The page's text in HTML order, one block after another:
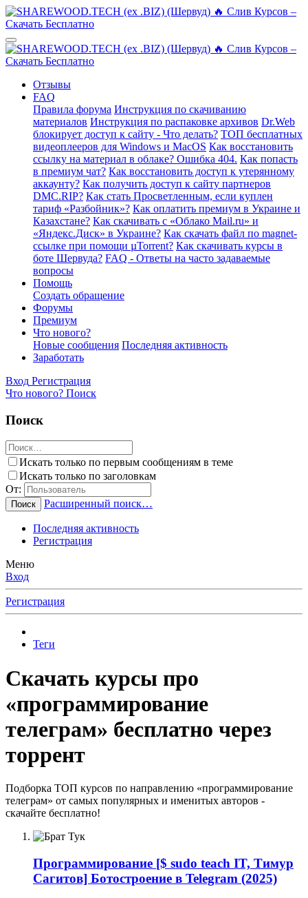
Отзывы
FAQ
Правила форума Инструкция по скачиванию
материалов Инструкция по распаковке архивов Dr.Web
блокирует доступ к сайту - Что делать? ТОП бесплатных
видеоплееров для Windows и MacOS Как восстановить
ссылку на материал в облаке? Ошибка 404. Как попасть
в премиум чат? Как восстановить доступ к утерянному
аккаунту? Как получить доступ к сайту партнеров
DMC.RIP? Как стать Просветленным, если куплен
тариф «Разбойник»? Как оплатить премиум в Украине и
Казахстане? Как скачивать с «Облако Mail.ru» и
«Яндекс.Диск» в Украине? Как скачать файл по magnet-
ссылке при помощи µTorrent? Как скачивать курсы в
боте Шервуда? FAQ - Ответы на часто задаваемые
вопросы
Помощь
Создать обращение
Форумы
Премиум
Что нового?
Новые сообщения Последняя активность
Заработать
Вход Регистрация
Что нового? Поиск
Поиск
Искать только по первым сообщениям в теме
Искать только по заголовкам
От:
Поиск Расширенный поиск…
Последняя активность
Регистрация
Меню
Вход
Регистрация
Теги
Скачать курсы про
«программирование
телеграм» бесплатно через
торрент
Подборка ТОП курсов по направлению «программирование
телеграм» от самых популярных и именитых авторов -
скачайте бесплатно!
Программирование [$ sudo teach IT, Тимур
Сагитов] Ботостроение в Telegram (2025)